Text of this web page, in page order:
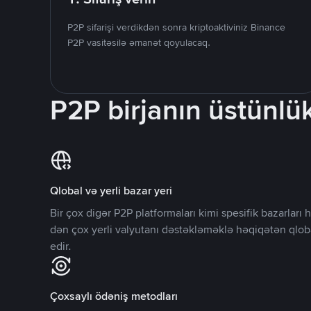
P2P sifarişi verdikdən sonra kriptoaktiviniz Binance
P2P vasitəsilə əmanət qoyulacaq.
P2P birjanın
Qlobal və yerli bazar yeri
Bir çox digər P2P platformaları kimi spesifik bazarları
dən çox yerli valyutanı dəstəkləməklə həqiqətən
edir.
Çoxsaylı ödəniş metodları